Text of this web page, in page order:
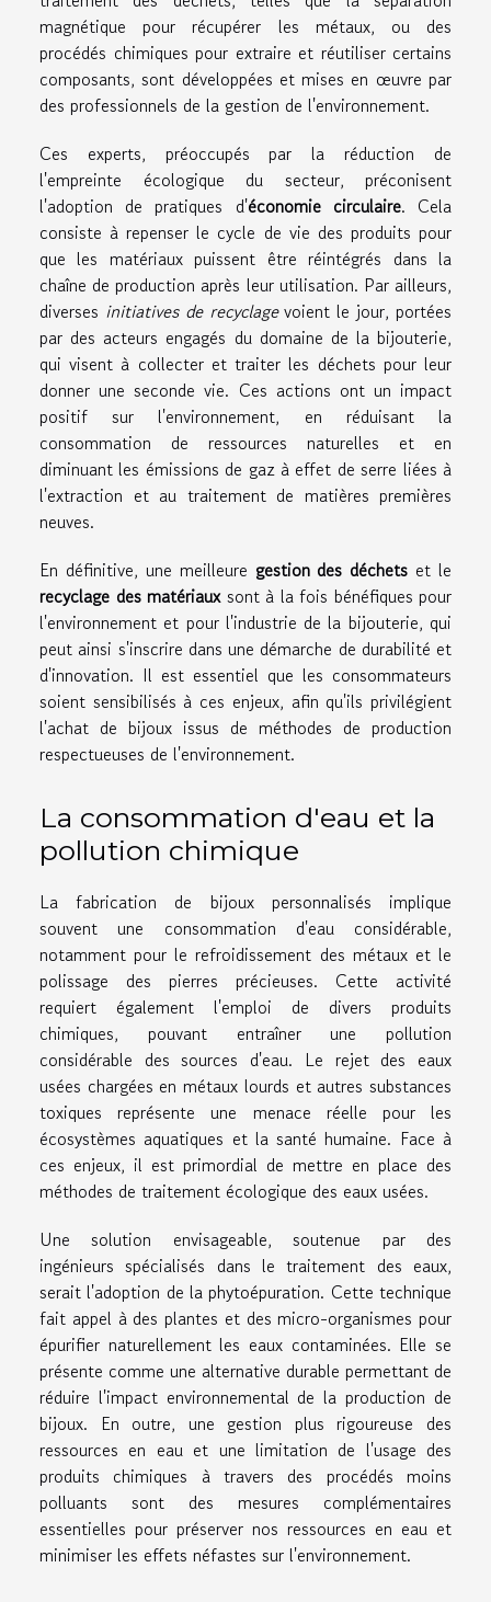
magnétique pour récupérer les métaux, ou des
procédés chimiques pour extraire et réutiliser certains
composants, sont développées et mises en œuvre par
des professionnels de la gestion de l'environnement.
Ces experts, préoccupés par la réduction de
l'empreinte écologique du secteur, préconisent
l'adoption de pratiques d'économie circulaire. Cela
consiste à repenser le cycle de vie des produits pour
que les matériaux puissent être réintégrés dans la
chaîne de production après leur utilisation. Par ailleurs,
diverses initiatives de recyclagevoient le jour, portées
par des acteurs engagés du domaine de la bijouterie,
qui visent à collecter et traiter les déchets pour leur
donner une seconde vie. Ces actions ont un impact
positif sur l'environnement, en réduisant la
consommation de ressources naturelles et en
diminuant les émissions de gaz à effet de serre liées à
l'extraction et au traitement de matières premières
neuves.
En définitive, une meilleure gestion des déchets et le
recyclage des matériauxsont à la fois bénéfiques pour
l'environnement et pour l'industrie de la bijouterie, qui
peut ainsi s'inscrire dans une démarche de durabilité et
d'innovation. Il est essentiel que les consommateurs
soient sensibilisés à ces enjeux, afin qu'ils privilégient
l'achat de bijoux issus de méthodes de production
respectueuses de l'environnement.
La consommation d'eau et la
pollution chimique
La fabrication de bijoux personnalisés implique
souvent une consommation d'eau considérable,
notamment pour le refroidissement des métaux et le
polissage des pierres précieuses. Cette activité
requiert également l'emploi de divers produits
chimiques, pouvant entraîner une pollution
considérable des sources d'eau. Le rejet des eaux
usées chargées en métaux lourds et autres substances
toxiques représente une menace réelle pour les
écosystèmes aquatiques et la santé humaine. Face à
ces enjeux, il est primordial de mettre en place des
méthodes de traitement écologique des eaux usées.
Une solution envisageable, soutenue par des
ingénieurs spécialisés dans le traitement des eaux,
serait l'adoption de la phytoépuration. Cette technique
fait appel à des plantes et des micro-organismes pour
épurifier naturellement les eaux contaminées. Elle se
présente comme une alternative durable permettant de
réduire l'impact environnemental de la production de
bijoux. En outre, une gestion plus rigoureuse des
ressources en eau et une limitation de l'usage des
produits chimiques à travers des procédés moins
polluants sont des mesures complémentaires
essentielles pour préserver nos ressources en eau et
minimiser les effets néfastes sur l'environnement.